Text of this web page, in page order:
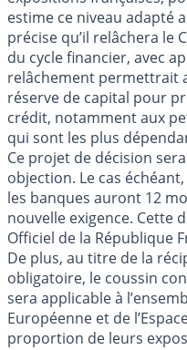
estime ce niveau adapté
précise qu’il relâchera le
du cycle financier, avec
relâchement permettrait
réserve de capital pour
crédit, notamment aux
qui sont les plus
Ce projet de décision
objection. Le cas
les banques auront 12
nouvelle exigence. Cette
Officiel de la République
De plus, au titre de la
obligatoire, le coussin
sera applicable à
Européenne et de
proportion de leurs